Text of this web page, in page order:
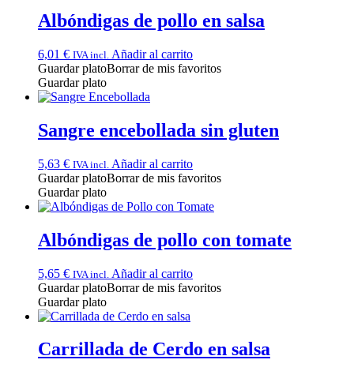
Albóndigas de pollo en salsa
6,01 € IVA incl. Añadir al carrito
Guardar platoBorrar de mis favoritos
Guardar plato
Sangre encebollada sin gluten
5,63 € IVA incl. Añadir al carrito
Guardar platoBorrar de mis favoritos
Guardar plato
Albóndigas de pollo con tomate
5,65 € IVA incl. Añadir al carrito
Guardar platoBorrar de mis favoritos
Guardar plato
Carrillada de Cerdo en salsa